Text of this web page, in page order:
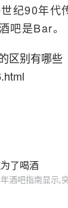
纪90年代
吧是Bar。
区别有哪些
了喝酒
酒吧指南显示